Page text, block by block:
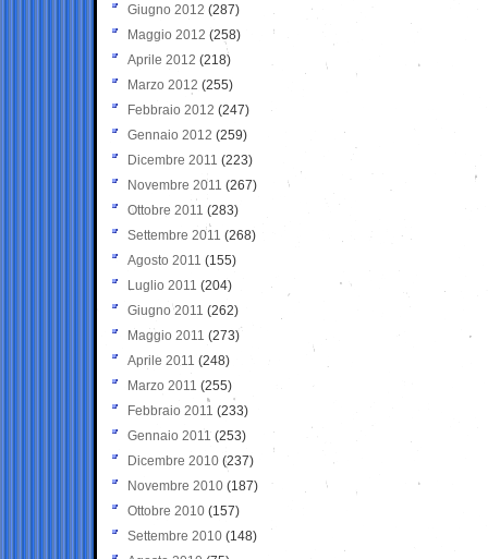
Giugno 2012 (287)
Maggio 2012 (258)
Aprile 2012 (218)
Marzo 2012 (255)
Febbraio 2012 (247)
Gennaio 2012 (259)
Dicembre 2011 (223)
Novembre 2011 (267)
Ottobre 2011 (283)
Settembre 2011 (268)
Agosto 2011 (155)
Luglio 2011 (204)
Giugno 2011 (262)
Maggio 2011 (273)
Aprile 2011 (248)
Marzo 2011 (255)
Febbraio 2011 (233)
Gennaio 2011 (253)
Dicembre 2010 (237)
Novembre 2010 (187)
Ottobre 2010 (157)
Settembre 2010 (148)